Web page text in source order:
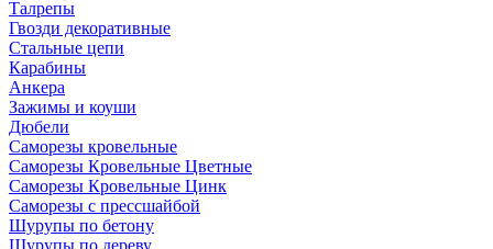
Талрепы
Гвозди декоративные
Стальные цепи
Карабины
Анкера
Зажимы и коуши
Дюбели
Саморезы кровельные
Саморезы Кровельные Цветные
Саморезы Кровельные Цинк
Саморезы с прессшайбой
Шурупы по бетону
Шурупы по дереву